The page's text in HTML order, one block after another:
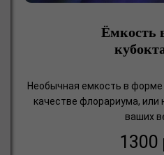
Ёмкость
Необычная емкость в
качестве флорариума, или
ваших
1300